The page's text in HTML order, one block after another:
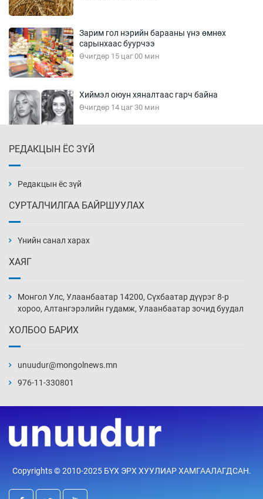
Зарим гол нэрийн барааны үнэ өмнөх
сарынхаас буурчээ
Өчигдөр 15 цаг 00 мин
Хиймэл оюун хяналтаас гарч байна
Өчигдөр 14 цаг 30 мин
Өчигдөр 14 цаг 00 мин
нэмэгджээ
Өчигдөр 13 цаг 30 мин
Өчигдөр 13 цаг 00 мин
Өчигдөр 12 цаг 30 мин
үйлчилж буй гэв
Өчигдөр 12 цаг 00 мин
РЕДАКЦЫН ЁС ЗҮЙ
Редакцын ёс зүй
СУРТАЛЧИЛГАА БАЙРШУУЛАХ
Үнийн санал харах
ХАЯГ
Монгол Улс, Улаанбаатар 14200, Сүхбаатар дүүрэг 8-р
хороо, Алтангэрэлийн гудамж, Улаанбаатар зочид буудал
ХОЛБОО БАРИХ
unuudur@mongolnews.mn
976-11-330801
Copyrights © 2010-2025 БҮХ ЭРХ ХУУЛИАР ХАМГААЛАГДСАН.